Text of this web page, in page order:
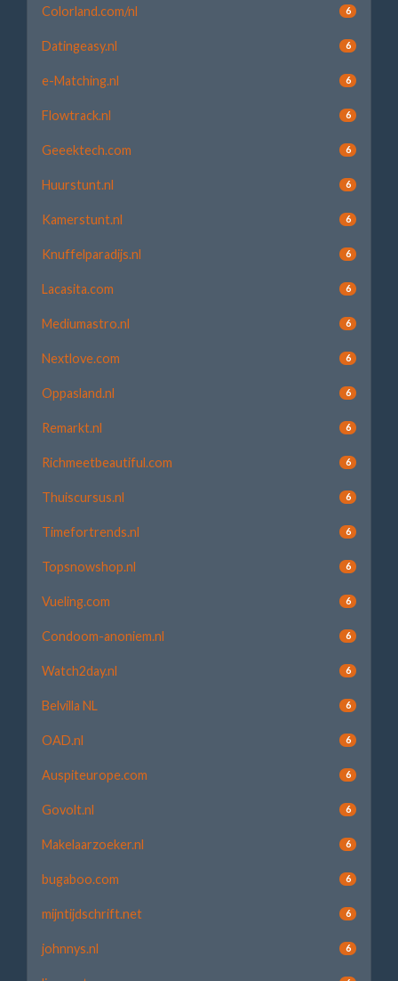
Colorland.com/nl 6
Datingeasy.nl 6
e-Matching.nl 6
Flowtrack.nl 6
Geeektech.com 6
Huurstunt.nl 6
Kamerstunt.nl 6
Knuffelparadijs.nl 6
Lacasita.com 6
Mediumastro.nl 6
Nextlove.com 6
Oppasland.nl 6
Remarkt.nl 6
Richmeetbeautiful.com 6
Thuiscursus.nl 6
Timefortrends.nl 6
Topsnowshop.nl 6
Vueling.com 6
Condoom-anoniem.nl 6
Watch2day.nl 6
Belvilla NL 6
OAD.nl 6
Auspiteurope.com 6
Govolt.nl 6
Makelaarzoeker.nl 6
bugaboo.com 6
mijntijdschrift.net 6
johnnys.nl 6